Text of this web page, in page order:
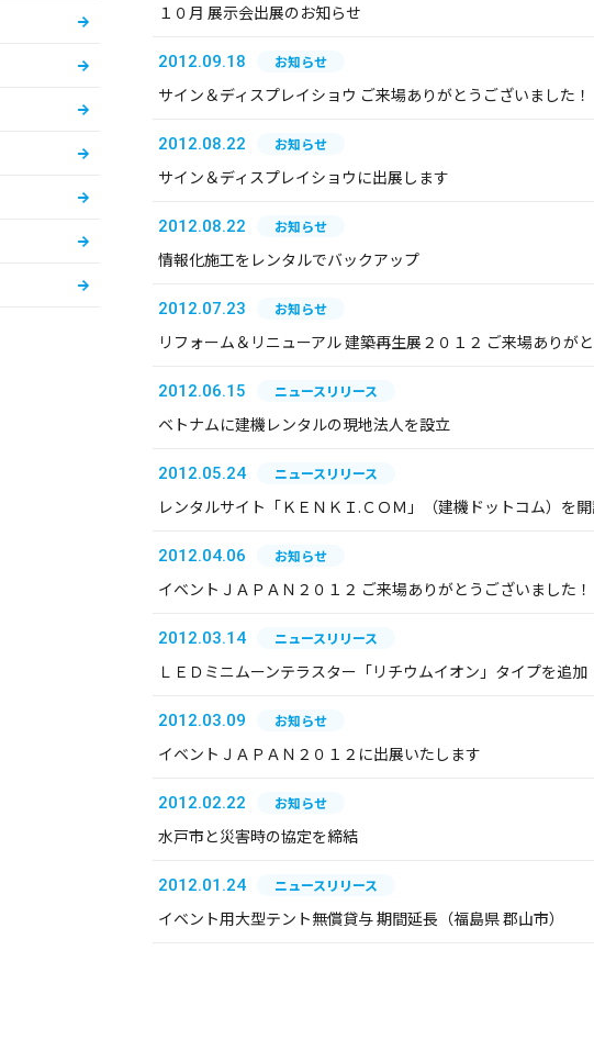
１０月 展示会出展のお知らせ
2012.09.18 お知らせ
サイン＆ディスプレイショウ ご来場ありがとうございました！
2012.08.22 お知らせ
サイン＆ディスプレイショウに出展します
2012.08.22 お知らせ
情報化施工をレンタルでバックアップ
2012.07.23 お知らせ
リフォーム＆リニューアル 建築再生展２０１２ ご来場ありが
2012.06.15 ニュースリリース
ベトナムに建機レンタルの現地法人を設立
2012.05.24 ニュースリリース
レンタルサイト「ＫＥＮＫＩ.ＣＯＭ」（建機ドットコム）を
2012.04.06 お知らせ
イベントＪＡＰＡＮ２０１２ ご来場ありがとうございました！
2012.03.14 ニュースリリース
ＬＥＤミニムーンテラスター「リチウムイオン」タイプを追加
2012.03.09 お知らせ
イベントＪＡＰＡＮ２０１２に出展いたします
2012.02.22 お知らせ
水戸市と災害時の協定を締結
2012.01.24 ニュースリリース
イベント用大型テント無償貸与 期間延長（福島県 郡山市）